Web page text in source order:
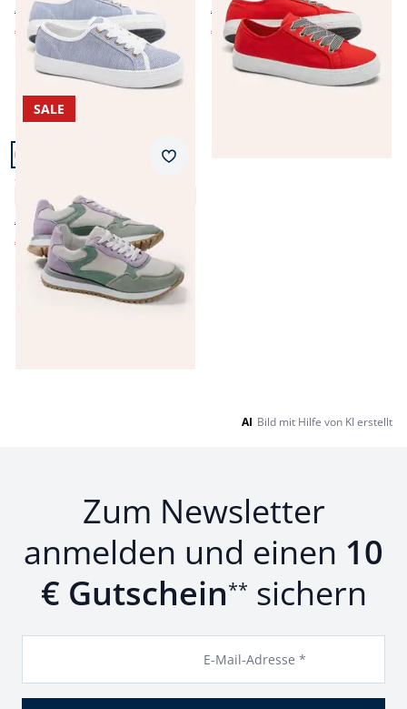
€ 74,95
€ 29,99 (-60%)
€ 74,95
€ 29,99 (-60%)
Artikel 7 von 7.
SALE
Soft Multicolor Sneaker
€ 179,99
€ 99,99 (-44%)
Merkzettel
AI Bild mit Hilfe von KI erstellt
Zum Newsletter
anmelden und einen 10
€ Gutschein** sichern
E-Mail-Adresse *